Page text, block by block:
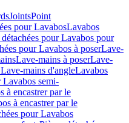
JointsPoint
pour LavabosLavabos
détachées pour Lavabos pour
pour Lavabos à poserLave-
Lave-mains à poserLave-
mains d'angleLavabos
Lavabos semi-
à encastrer par le
à encastrer par le
pour Lavabos